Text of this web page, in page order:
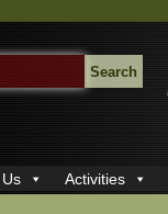
Activities